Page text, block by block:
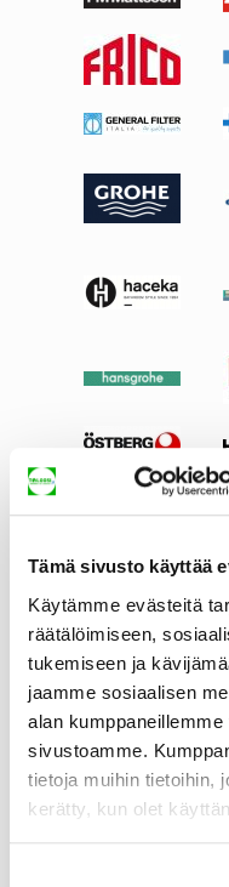
Tämä sivusto käyttää
Käytämme evästeitä
räätälöimiseen,
tukemiseen ja
jaamme sosiaalisen
alan
sivustoamme.
tietoja muihin tietoihin,
kerätty, kun olet